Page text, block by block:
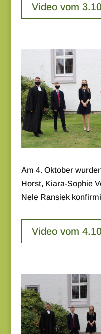
Video vom
Am 4. Oktober
Horst, Kiara-Sophie
Nele Ransiek
Video vom